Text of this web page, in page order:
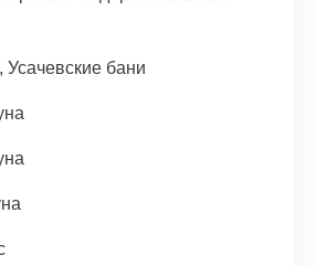
Усачевские бани